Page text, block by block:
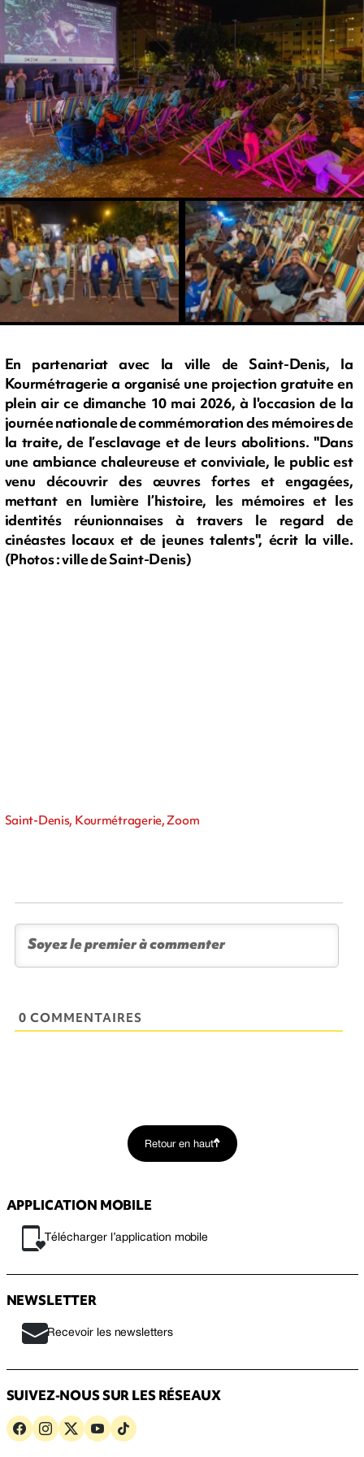
En partenariat avec la ville de Saint-Denis, la
Kourmétragerie a organisé une projection gratuite en
plein air ce dimanche 10 mai 2026, à l'occasion de la
journée nationale de commémoration des mémoires de
la traite, de l’esclavage et de leurs abolitions. "Dans
une ambiance chaleureuse et conviviale, le public est
venu découvrir des œuvres fortes et engagées,
mettant en lumière l’histoire, les mémoires et les
identités réunionnaises à travers le regard de
cinéastes locaux et de jeunes talents", écrit la ville.
(Photos : ville de Saint-Denis)
Saint-Denis, Kourmétragerie, Zoom
0 COMMENTAIRES
Retour en haut
APPLICATION MOBILE
Télécharger l’application mobile
NEWSLETTER
Recevoir les newsletters
SUIVEZ-NOUS SUR LES RÉSEAUX